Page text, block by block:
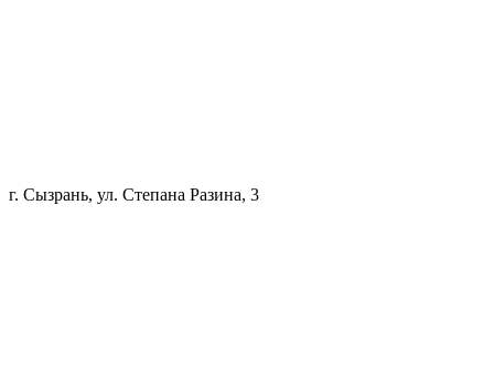
г. Сызрань, ул. Степана Разина, 3